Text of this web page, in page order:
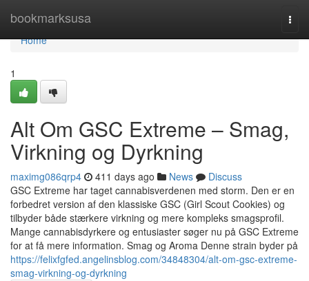
bookmarksusa
Home
Home
1
Alt Om GSC Extreme – Smag,
Virkning og Dyrkning
maximg086qrp4 411 days ago News
Discuss
GSC Extreme har taget cannabisverdenen med storm. Den er en
forbedret version af den klassiske GSC (Girl Scout Cookies) og
tilbyder både stærkere virkning og mere kompleks smagsprofil.
Mange cannabisdyrkere og entusiaster søger nu på GSC Extreme
for at få mere information. Smag og Aroma Denne strain byder på
https://felixfgfed.angelinsblog.com/34848304/alt-om-gsc-extreme-
smag-virkning-og-dyrkning